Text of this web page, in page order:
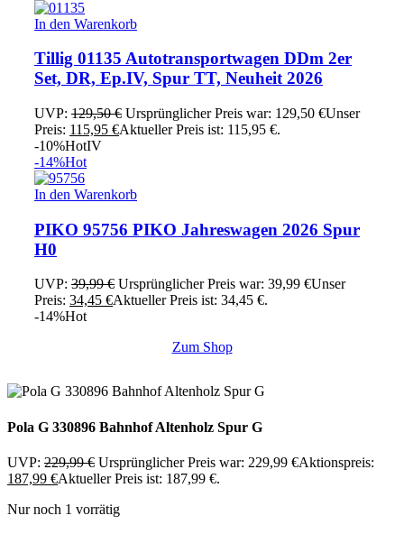
In den Warenkorb
Tillig 01135 Autotransportwagen DDm 2er
Set, DR, Ep.IV, Spur TT, Neuheit 2026
UVP: 129,50€ Ursprünglicher Preis war: 129,50 €Unser
Preis: 115,95 €Aktueller Preis ist: 115,95 €.
-10%HotIV
-14%Hot
In den Warenkorb
PIKO 95756 PIKO Jahreswagen 2026 Spur
H0
UVP: 39,99€ Ursprünglicher Preis war: 39,99 €Unser
Preis: 34,45 €Aktueller Preis ist: 34,45 €.
-14%Hot
Zum Shop
Pola G 330896 Bahnhof Altenholz Spur G
UVP: 229,99€ Ursprünglicher Preis war: 229,99 €Aktionspreis:
187,99 €Aktueller Preis ist: 187,99 €.
Nur noch 1 vorrätig